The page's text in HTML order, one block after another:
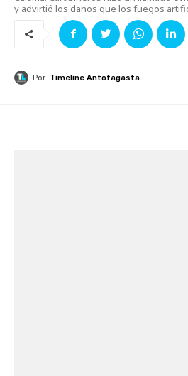
y advirtió los daños que los fuegos
Por Timeline Antofagasta